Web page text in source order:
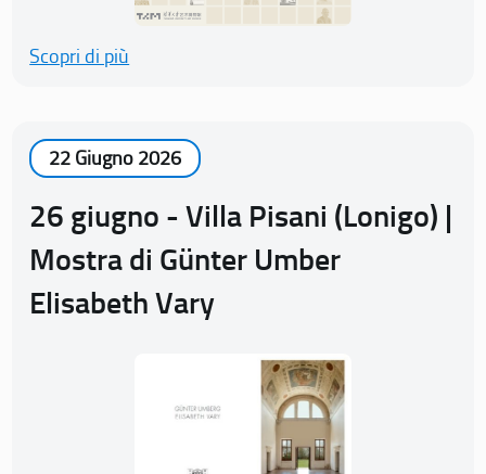
Scopri di più
22 Giugno 2026
26 giugno - Villa Pisani (Lonigo) |
Mostra di Günter Umber
Elisabeth Vary